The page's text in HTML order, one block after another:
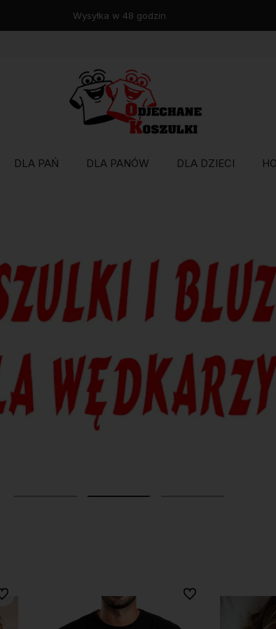
Darmowa wysyłka już od 120zł ❤️
DLA PAŃ DLA PANÓW DLA DZIECI
ulubionych Do ulubionych